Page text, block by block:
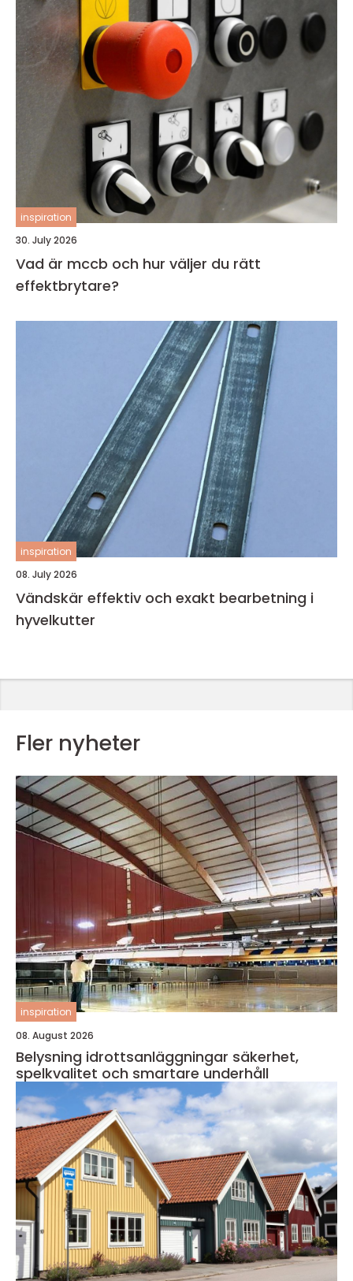
inspiration
30. July 2026
Vad är mccb och hur väljer du rätt
effektbrytare?
inspiration
08. July 2026
Vändskär effektiv och exakt bearbetning i
hyvelkutter
Fler nyheter
inspiration
08. August 2026
Belysning idrottsanläggningar säkerhet,
spelkvalitet och smartare underhåll